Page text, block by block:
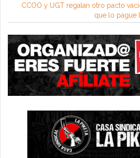
CCOO y UGT regalan otro pacto
que lo pague